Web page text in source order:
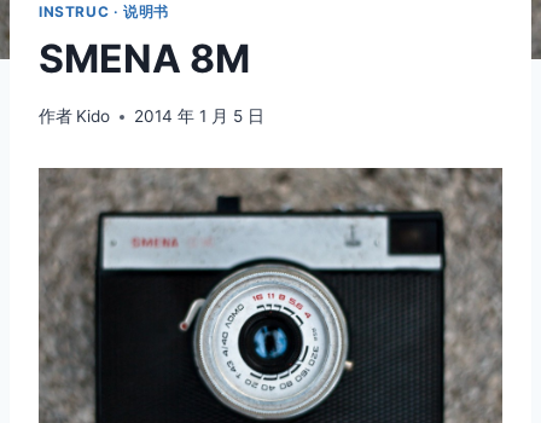
INSTRUC · 说明书
SMENA 8M
作者 Kido 2014 年 1 月 5 日